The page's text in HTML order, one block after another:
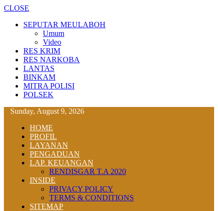
CLOSE
SEPUTAR MEULABOH
Umum
Video
RES KRIM
RES NARKOBA
LANTAS
BINKAM
MITRA POLISI
POLSEK
Sunday, August 9, 2026
HOME
PROFIL
LAYANAN
PENGADUAN
LAP. KEUANGAN
RENDISGAR T.A 2020
INSIDE
PRIVACY POLICY
TERMS & CONDITIONS
SITEMAP